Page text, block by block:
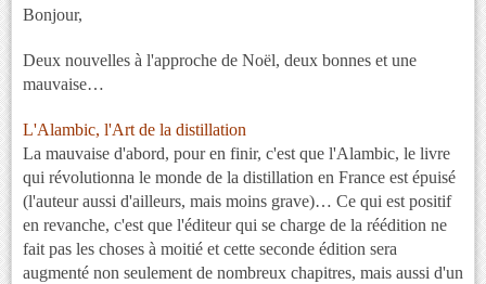
Bonjour,
Deux nouvelles à l'approche de Noël, deux bonnes et une
mauvaise…
L'Alambic, l'Art de la distillation
La mauvaise d'abord, pour en finir, c'est que l'Alambic, le livre
qui révolutionna le monde de la distillation en France est épuisé
(l'auteur aussi d'ailleurs, mais moins grave)… Ce qui est positif
en revanche, c'est que l'éditeur qui se charge de la réédition ne
fait pas les choses à moitié et cette seconde édition sera
augmenté non seulement de nombreux chapitres, mais aussi d'un